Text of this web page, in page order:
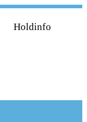
Holdinfo